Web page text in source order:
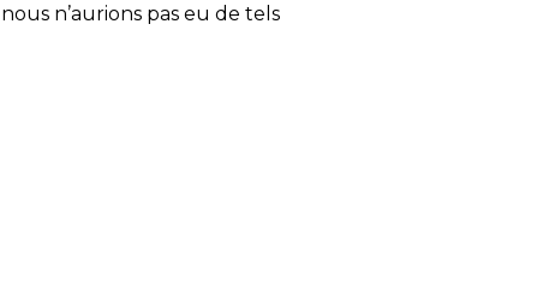
n’aurions pas eu de tels